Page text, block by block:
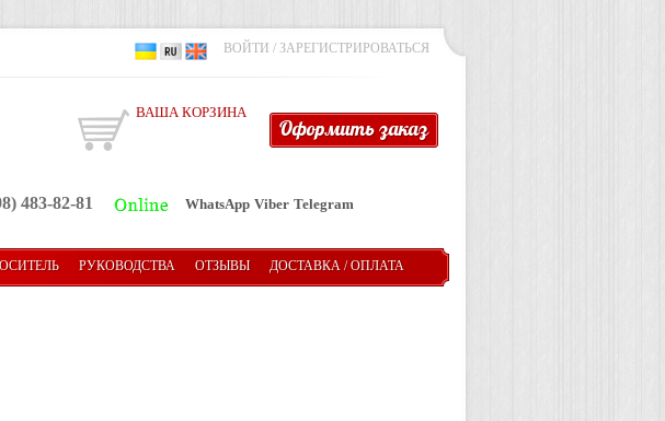
ВОЙТИ / ЗАРЕГИСТРИРОВАТЬСЯ
Оформить заказ
ВАША КОРЗИНА
483-82-81 WhatsApp Viber Telegram
РУКОВОДСТВА ОТЗЫВЫ ДОСТАВКА / ОПЛАТА